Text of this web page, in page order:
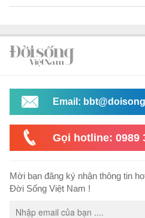
Email:
Gọi hotline: 0989
Mời bạn đăng ký nhận thông tin
Đời Sống Việt Nam !